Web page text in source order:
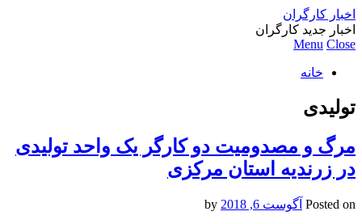
اخبار کارگران
اخبار جدید کارگران
Menu Close
خانه
تولیدی
مرگ و مصدومیت دو کارگر یک واحد تولیدی
در زرندیه استان مرکزی
Posted on آگوست 6, 2018